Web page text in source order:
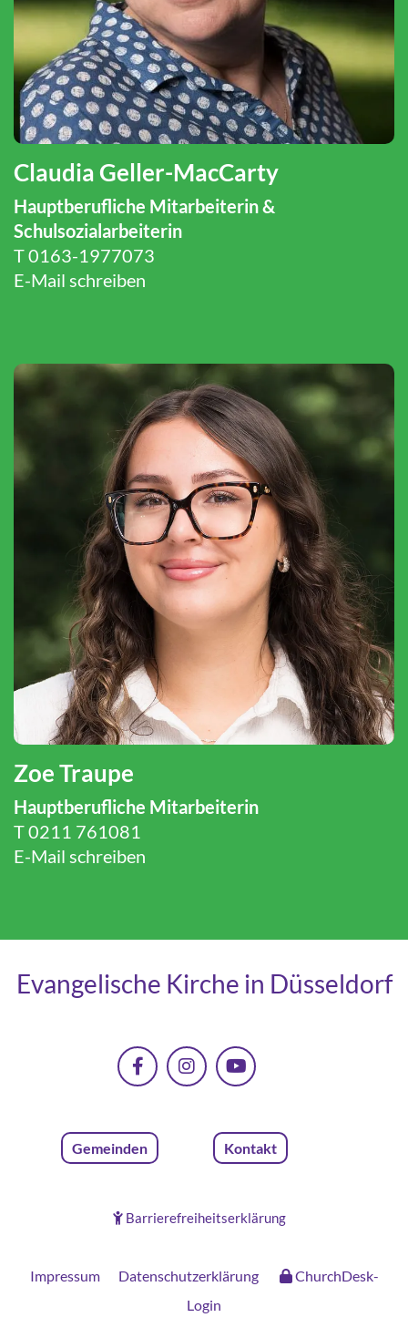
Claudia Geller-MacCarty
Hauptberufliche Mitarbeiterin &
Schulsozialarbeiterin
T0163-1977073
E-Mail schreiben
Zoe Traupe
Hauptberufliche Mitarbeiterin
T0211 761081
E-Mail schreiben
Evangelische Kirche in Düsseldorf
Gemeinden Kontakt
 Barrierefreiheitserklärung
Impressum Datenschutzerklärung
ChurchDesk-
Login